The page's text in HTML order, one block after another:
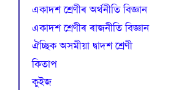
একাদশ শ্ৰেণীৰ অৰ্থনীতি বিজ্ঞান
একাদশ শ্ৰেণীৰ ৰাজনীতি বিজ্ঞান
ঐচ্ছিক অসমীয়া দ্বাদশ শ্ৰেণী
কিতাপ
কুইজ